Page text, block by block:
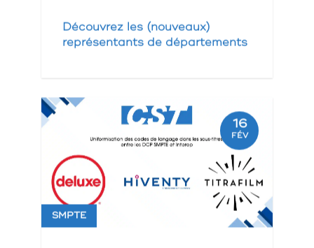
Découvrez les (nouveaux)
représentants de départements
16
FÉV
SMPTE